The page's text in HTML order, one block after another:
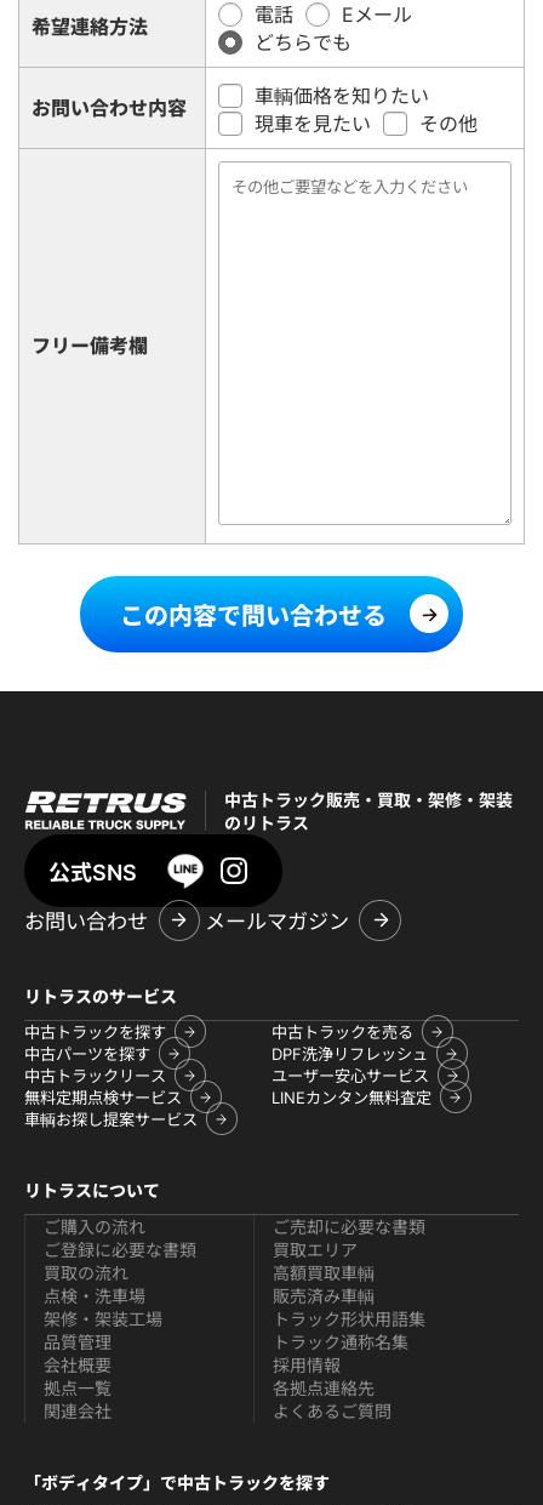
希望連絡方法
電話
Eメール
どちらでも
お問い合わせ内容
車輌価格を知りたい
現車を見たい
その他
フリー備考欄
この内容で問い合わせる
中古トラック販売・買取・架修・架装
のリトラス
公式SNS
お問い合わせ
メールマガジン
リトラスのサービス
中古トラックを探す
中古トラックを売る
中古パーツを探す
DPF洗浄リフレッシュ
中古トラックリース
ユーザー安心サービス
無料定期点検サービス
LINEカンタン無料査定
車輌お探し提案サービス
リトラスについて
ご購入の流れ
ご登録に必要な書類
買取の流れ
ご売却に必要な書類
買取エリア
高額買取車輌
点検・洗車場
架修・架装工場
品質管理
販売済み車輌
トラック形状用語集
トラック通称名集
会社概要
拠点一覧
関連会社
採用情報
各拠点連絡先
よくあるご質問
「ボディタイプ」で中古トラックを探す